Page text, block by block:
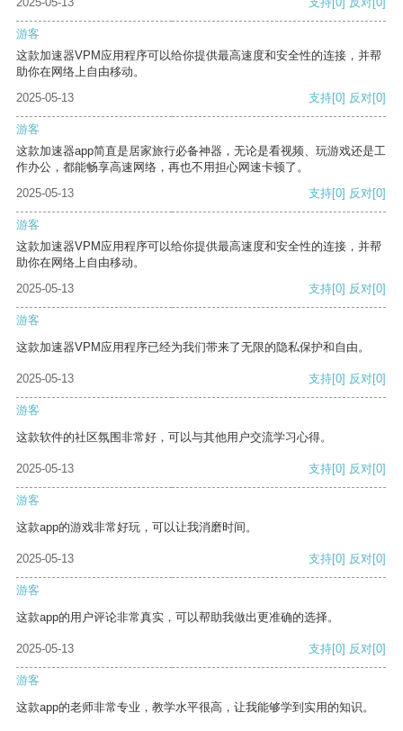
游客
这款加速器VPM应用程序可以给你提供最高速度和安全性的连接，并帮
助你在网络上自由移动。
2025-05-13
支持[0] 反对[0]
游客
这款加速器app简直是居家旅行必备神器，无论是看视频、玩游戏还是工
作办公，都能畅享高速网络，再也不用担心网速卡顿了。
2025-05-13
支持[0] 反对[0]
游客
这款加速器VPM应用程序可以给你提供最高速度和安全性的连接，并帮
助你在网络上自由移动。
2025-05-13
支持[0] 反对[0]
游客
这款加速器VPM应用程序已经为我们带来了无限的隐私保护和自由。
2025-05-13 支持[0] 反对[0]
游客
这款软件的社区氛围非常好，可以与其他用户交流学习心得。
2025-05-13 支持[0] 反对[0]
游客
这款app的游戏非常好玩，可以让我消磨时间。
2025-05-13 支持[0] 反对[0]
游客
这款app的用户评论非常真实，可以帮助我做出更准确的选择。
2025-05-13 支持[0] 反对[0]
游客
这款app的老师非常专业，教学水平很高，让我能够学到实用的知识。